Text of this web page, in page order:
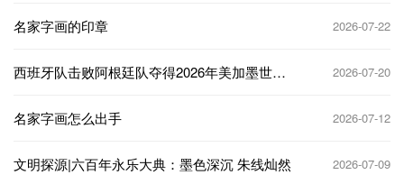
名家字画的印章 2026-07-22
西班牙队击败阿根廷队夺得2026年美加墨世界
2026-07-20
名家字画怎么出手 2026-07-12
文明探源|六百年永乐大典：墨色深沉 朱线灿然 2026-07-09